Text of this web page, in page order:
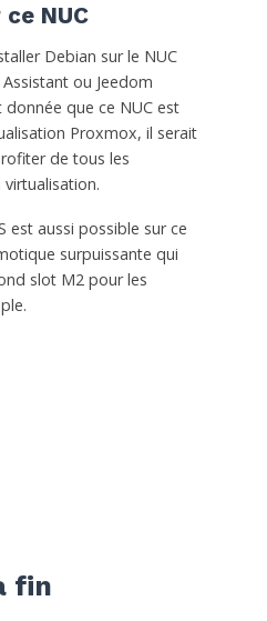
NUC
Debian sur le NUC
ou Jeedom
que ce NUC est
Proxmox, il serait
de tous les
est aussi possible sur ce
surpuissante qui
slot M2 pour les
fin